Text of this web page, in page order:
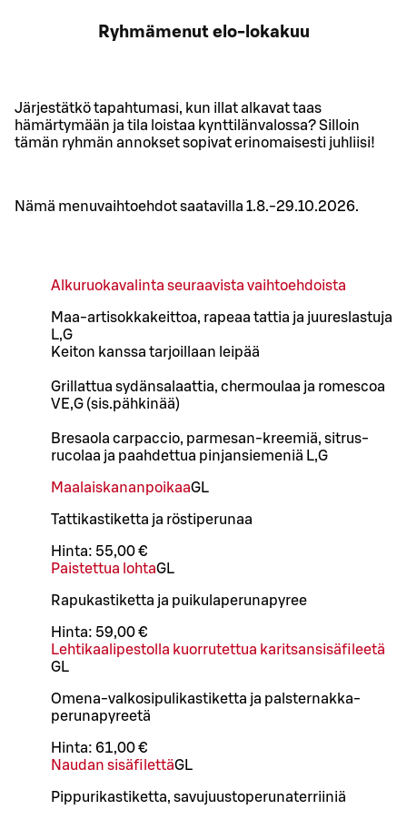
Ryhmämenut elo-lokakuu
Järjestätkö tapahtumasi, kun illat alkavat taas
hämärtymään ja tila loistaa kynttilänvalossa? Silloin
tämän ryhmän annokset sopivat erinomaisesti juhliisi!
Nämä menuvaihtoehdot saatavilla 1.8.-29.10.2026.
Alkuruokavalinta seuraavista vaihtoehdoista
Maa-artisokkakeittoa, rapeaa tattia ja juureslastuja
L,G
Keiton kanssa tarjoillaan leipää
Grillattua sydänsalaattia, chermoulaa ja romescoa
VE,G (sis.pähkinää)
Bresaola carpaccio, parmesan-kreemiä, sitrus-
rucolaa ja paahdettua pinjansiemeniä L,G
MaalaiskananpoikaaGL
Tattikastiketta ja röstiperunaa
Hinta: 55,00 €
Paistettua lohtaGL
Rapukastiketta ja puikulaperunapyree
Hinta: 59,00 €
Lehtikaalipestolla kuorrutettua karitsansisäfileetä
GL
Omena-valkosipulikastiketta ja palsternakka-
perunapyreetä
Hinta: 61,00 €
Naudan sisäfilettäGL
Pippurikastiketta, savujuustoperunaterriiniä